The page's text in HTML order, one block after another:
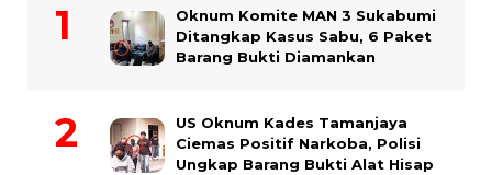
Oknum Komite MAN 3 Sukabumi
Ditangkap Kasus Sabu, 6 Paket
Barang Bukti Diamankan
US Oknum Kades Tamanjaya
Ciemas Positif Narkoba, Polisi
Ungkap Barang Bukti Alat Hisap